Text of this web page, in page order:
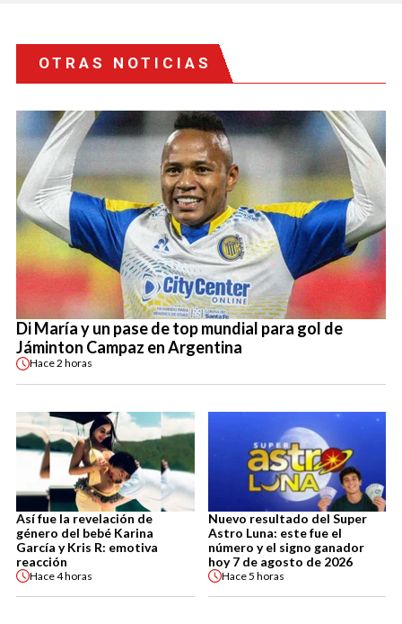
OTRAS NOTICIAS
Di María y un pase de top mundial para gol de
Jáminton Campaz en Argentina
Hace2 horas
Así fue la revelación de
género del bebé Karina
García y Kris R: emotiva
reacción
Hace4 horas
Nuevo resultado del Super
Astro Luna: este fue el
número y el signo ganador
hoy 7 de agosto de 2026
Hace5 horas